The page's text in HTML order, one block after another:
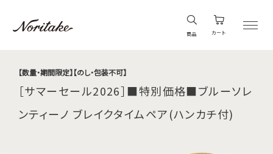
商品 カート
【数量・期間限定】【のし・包装不可】
［サマーセール2026］■特別価格■ブルーソレ
ンティーノ ブレイクタイムペア(ハンカチ付)